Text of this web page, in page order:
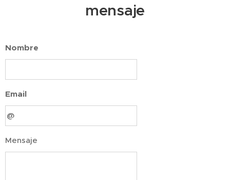
mensaje
Nombre
Email
Mensaje